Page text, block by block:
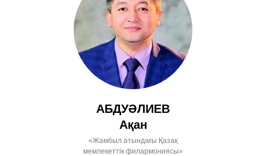
АБДУӘЛИЕВ
Ақан
«Жамбыл атындағы Қазақ
мемлекеттік филармониясы»